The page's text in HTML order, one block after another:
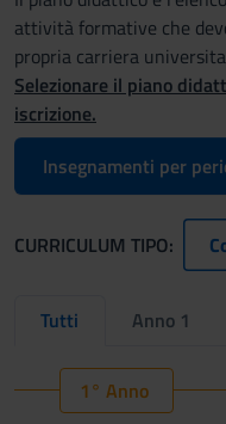
attività formative che
propria carriera
Selezionare il piano
iscrizione.
Insegnamenti per
CURRICULUM TIPO:
Tutti Anno 1
1° Anno